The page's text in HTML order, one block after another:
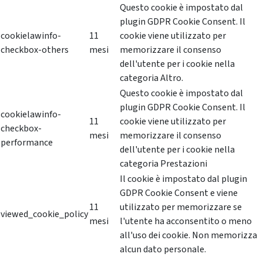
cookielawinfo-
checkbox-others
11
mesi
Questo cookie è impostato dal
plugin GDPR Cookie Consent. Il
cookie viene utilizzato per
memorizzare il consenso
dell'utente per i cookie nella
categoria Altro.
cookielawinfo-
checkbox-
performance
11
mesi
Questo cookie è impostato dal
plugin GDPR Cookie Consent. Il
cookie viene utilizzato per
memorizzare il consenso
dell'utente per i cookie nella
categoria Prestazioni
viewed_cookie_policy
11
mesi
Il cookie è impostato dal plugin
GDPR Cookie Consent e viene
utilizzato per memorizzare se
l'utente ha acconsentito o meno
all'uso dei cookie. Non memorizza
alcun dato personale.